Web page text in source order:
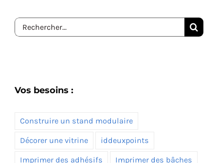
Rechercher:
Vos besoins :
Construire un stand modulaire
Décorer une vitrine iddeuxpoints
Imprimer des adhésifs Imprimer des bâches